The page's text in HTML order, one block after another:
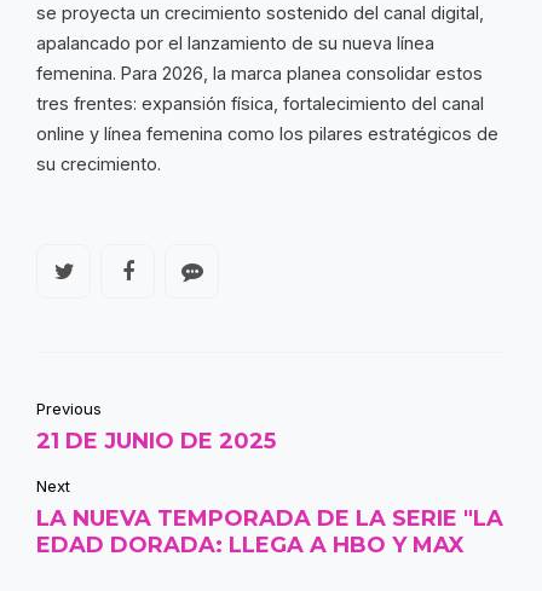
se proyecta un crecimiento sostenido del canal digital,
apalancado por el lanzamiento de su nueva línea
femenina. Para 2026, la marca planea consolidar estos
tres frentes: expansión física, fortalecimiento del canal
online y línea femenina como los pilares estratégicos de
su crecimiento.
Previous
21 DE JUNIO DE 2025
Next
LA NUEVA TEMPORADA DE LA SERIE "LA
EDAD DORADA: LLEGA A HBO Y MAX